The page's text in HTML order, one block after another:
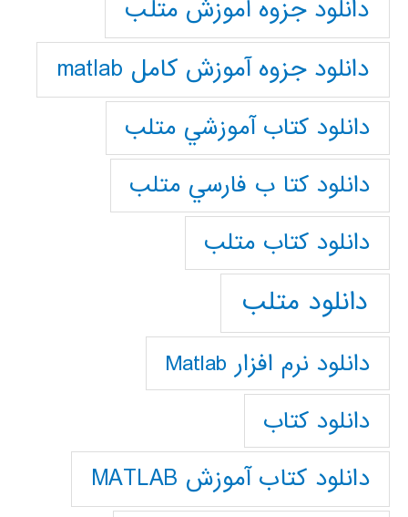
دانلود جزوه آموزش متلب
دانلود جزوه آموزش کامل matlab
دانلود كتاب آموزشي متلب
دانلود كتا ب فارسي متلب
دانلود كتاب متلب
دانلود متلب
دانلود نرم افزار Matlab
دانلود کتاب
دانلود کتاب آموزش MATLAB